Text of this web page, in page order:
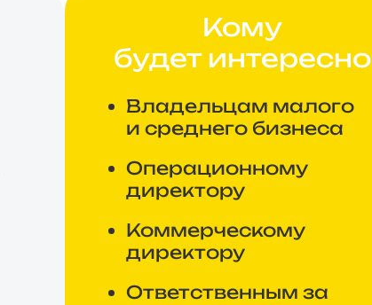
Кому
будет интересно
Владельцам малого
и среднего бизнеса
Операционному
директору
Коммерческому
директору
Ответственным за